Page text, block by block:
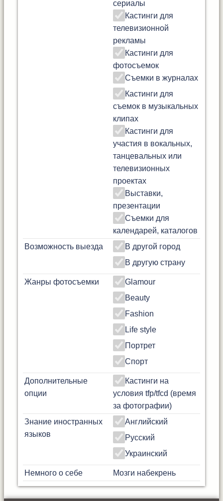
сериалы
Кастинги для
телевизионной
рекламы
Кастинги для
фотосъемок
Съемки в журналах
Кастинги для
съемок в музыкальных
клипах
Кастинги для
участия в вокальных,
танцевальных или
телевизионных
проектах
Выставки,
презентации
Съемки для
календарей, каталогов
Возможность выезда
В другой город
В другую страну
Жанры фотосъемки
Glamour
Beauty
Fashion
Life style
Портрет
Спорт
Дополнительные
опции
Кастинги на
условия tfp/tfcd (время
за фотографии)
Знание иностранных
языков
Английский
Русский
Украинский
Немного о себе Мозги набекрень